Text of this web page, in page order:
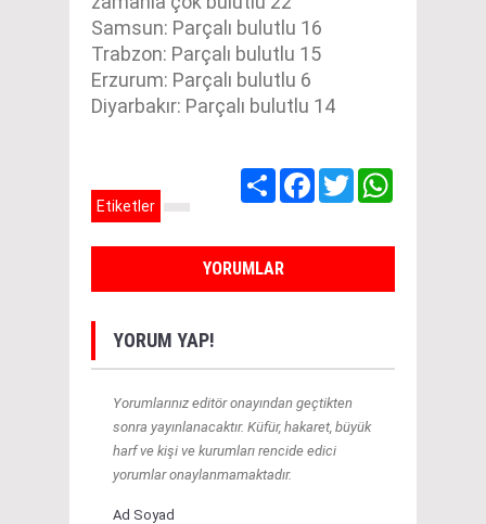
Samsun: Parçalı bulutlu 16
Trabzon: Parçalı bulutlu 15
Erzurum: Parçalı bulutlu 6
Diyarbakır: Parçalı bulutlu 14
Share Facebook
Twitter
Etiketler
YORUMLAR
YORUM YAP!
Yorumlarınız editör onayından geçtikten
sonra yayınlanacaktır. Küfür, hakaret, büyük
harf ve kişi ve kurumları rencide edici
yorumlar onaylanmamaktadır.
Ad Soyad